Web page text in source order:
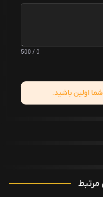
0 / 500
اولین باشید.